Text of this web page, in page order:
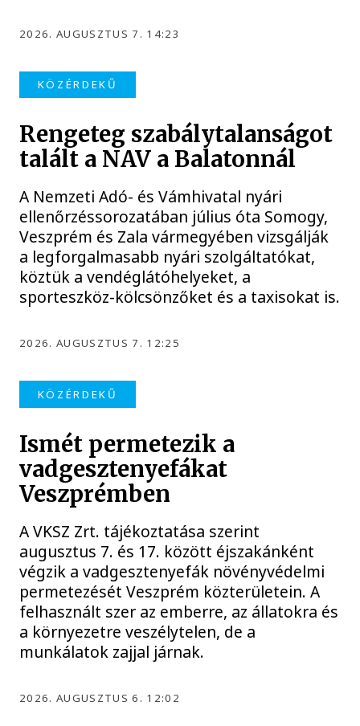
2026. AUGUSZTUS 7. 14:23
KÖZÉRDEKŰ
Rengeteg szabálytalanságot
talált a NAV a Balatonnál
A Nemzeti Adó- és Vámhivatal nyári
ellenőrzéssorozatában július óta Somogy,
Veszprém és Zala vármegyében vizsgálják
a legforgalmasabb nyári szolgáltatókat,
köztük a vendéglátóhelyeket, a
sporteszköz-kölcsönzőket és a taxisokat is.
2026. AUGUSZTUS 7. 12:25
KÖZÉRDEKŰ
Ismét permetezik a
vadgesztenyefákat
Veszprémben
A VKSZ Zrt. tájékoztatása szerint
augusztus 7. és 17. között éjszakánként
végzik a vadgesztenyefák növényvédelmi
permetezését Veszprém közterületein. A
felhasznált szer az emberre, az állatokra és
a környezetre veszélytelen, de a
munkálatok zajjal járnak.
2026. AUGUSZTUS 6. 12:02